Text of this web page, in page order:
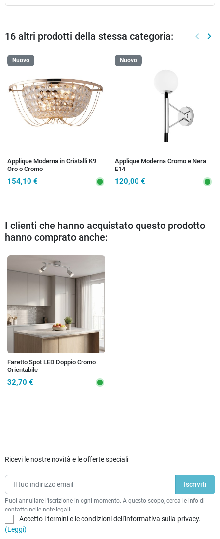
16 altri prodotti della stessa categoria: keyboard_arrow_left keyboard_arrow_right
Nuovo
Applique Moderna in Cristalli K9
Oro o Cromo
154,10 €
Nuovo
Applique Moderna Cromo e Nera
E14
120,00 €
I clienti che hanno acquistato questo prodotto
hanno comprato anche:
Faretto Spot LED Doppio Cromo
Orientabile
32,70 €
Ricevi le nostre novità e le offerte speciali
Puoi annullare l'iscrizione in ogni momento. A questo scopo, cerca le info di
contatto nelle note legali.
Accetto i termini e le condizioni dell'informativa sulla privacy.
(Leggi)